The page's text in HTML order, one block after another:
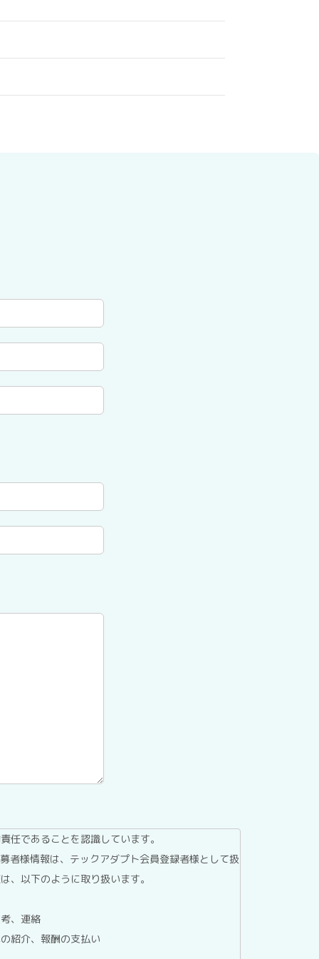
任であることを認識しています。
者様情報は、テックアダプト会員登録者様として扱
、以下のように取り扱います。
、連絡
紹介、報酬の支払い